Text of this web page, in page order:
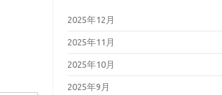
2025年12月
2025年11月
2025年10月
2025年9月